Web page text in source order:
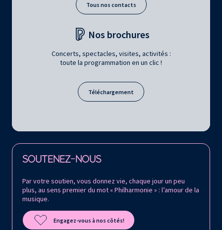
Tous nos contacts
Nos brochures
Concerts, spectacles, visites, activités :
toute la programmation en un clic !
Téléchargement
SOUTENEZ-NOUS
Par votre soutien, vous donnez vie, chaque jour un peu
plus, au sens premier du mot « Philharmonie » : l’amour de la
musique.
Engagez-vous à nos côtés!
Retrouvez la Philharmonie de Paris sur